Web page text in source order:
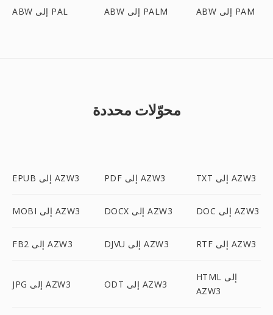
ABW إلى PAL ABW إلى PALM ABW إلى PAM
محوّلات محددة
EPUB إلى AZW3 PDF إلى AZW3 TXT إلى AZW3
MOBI إلى AZW3 DOCX إلى AZW3 DOC إلى AZW3
FB2 إلى AZW3 DJVU إلى AZW3 RTF إلى AZW3
JPG إلى AZW3 ODT إلى AZW3
HTML إلى
AZW3